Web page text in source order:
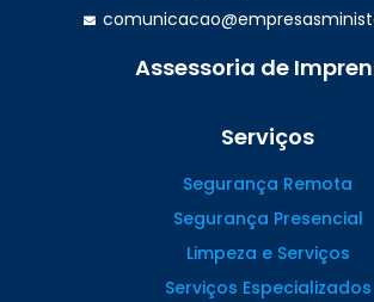
(47) 99988.4642
Assessoria de
Serviços
Segurança Remota
Segurança Presencial
Limpeza e Serviços
Serviços Especializados